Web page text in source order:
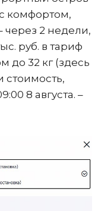
комфортом,
через 2 недели,
руб. в тариф
до 32 кг (здесь
8 августа. –